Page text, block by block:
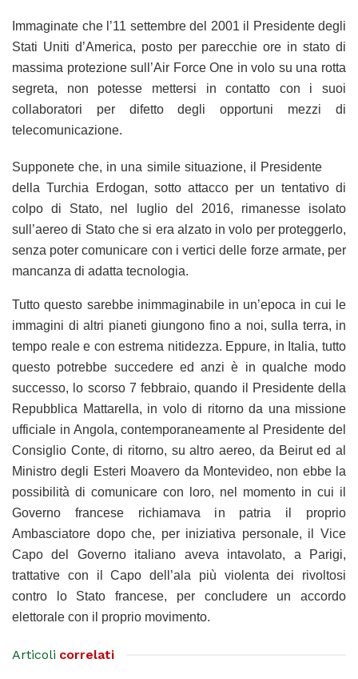
Immaginate che l’11 settembre del 2001 il Presidente degli
Stati Uniti d’America, posto per parecchie ore in stato di
massima protezione sull’Air Force One in volo su una rotta
segreta, non potesse mettersi in contatto con i suoi
collaboratori per difetto degli opportuni mezzi di
telecomunicazione.
Supponete che, in una simile situazione, il Presidente
della Turchia Erdogan, sotto attacco per un tentativo di
colpo di Stato, nel luglio del 2016, rimanesse isolato
sull’aereo di Stato che si era alzato in volo per proteggerlo,
senza poter comunicare con i vertici delle forze armate, per
mancanza di adatta tecnologia.
Tutto questo sarebbe inimmaginabile in un’epoca in cui le
immagini di altri pianeti giungono fino a noi, sulla terra, in
tempo reale e con estrema nitidezza. Eppure, in Italia, tutto
questo potrebbe succedere ed anzi è in qualche modo
successo, lo scorso 7 febbraio, quando il Presidente della
Repubblica Mattarella, in volo di ritorno da una missione
ufficiale in Angola, contemporaneamente al Presidente del
Consiglio Conte, di ritorno, su altro aereo, da Beirut ed al
Ministro degli Esteri Moavero da Montevideo, non ebbe la
possibilità di comunicare con loro, nel momento in cui il
Governo francese richiamava in patria il proprio
Ambasciatore dopo che, per iniziativa personale, il Vice
Capo del Governo italiano aveva intavolato, a Parigi,
trattative con il Capo dell’ala più violenta dei rivoltosi
contro lo Stato francese, per concludere un accordo
elettorale con il proprio movimento.
Articoli correlati